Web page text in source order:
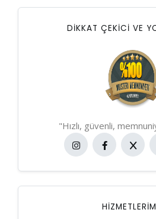
DİKKAT ÇEKİCİ VE
"Hızlı, güvenli,